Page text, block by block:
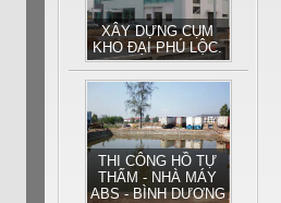
XÂY DỰNG CỤM
KHO ĐẠI PHÚ LỘC.
THI CÔNG HỒ TỰ
THẤM - NHÀ MÁY
ABS - BÌNH DƯƠNG